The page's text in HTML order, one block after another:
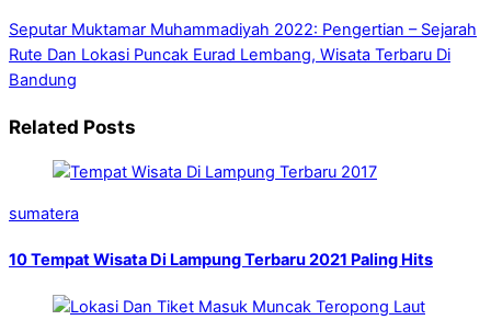
Seputar Muktamar Muhammadiyah 2022: Pengertian – Sejarah
Rute Dan Lokasi Puncak Eurad Lembang, Wisata Terbaru Di
Bandung
Related Posts
sumatera
10 Tempat Wisata Di Lampung Terbaru 2021 Paling Hits